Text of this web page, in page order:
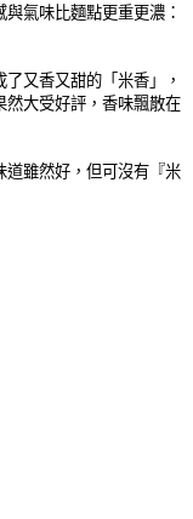
氣味比麵點更重更濃：
又香又甜的「米香」，
然大受好評，香味飄散在
道雖然好，但可沒有『米